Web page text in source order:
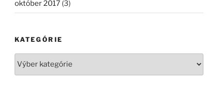
október 2017 (3)
KATEGÓRIE
Kategórie